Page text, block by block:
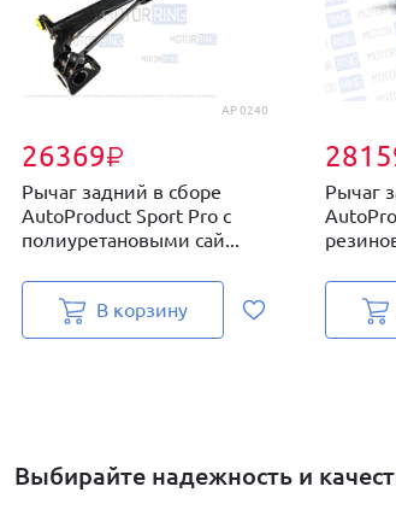
AP 0240
26369₽
Рычаг задний в сборе
AutoProduct Sport Pro с
полиуретановыми сай...
В корзину
Рычаг
Выбирайте надежность и